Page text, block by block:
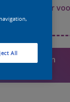
een kleur
Voeg toe aan
All